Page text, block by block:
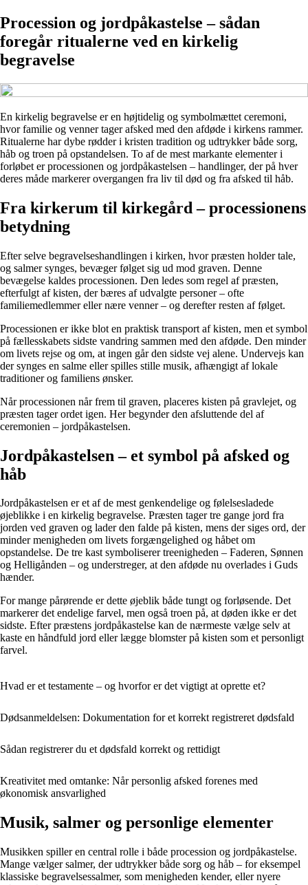
Procession og jordpåkastelse – sådan
foregår ritualerne ved en kirkelig
begravelse
En kirkelig begravelse er en højtidelig og symbolmættet ceremoni,
hvor familie og venner tager afsked med den afdøde i kirkens rammer.
Ritualerne har dybe rødder i kristen tradition og udtrykker både sorg,
håb og troen på opstandelsen. To af de mest markante elementer i
forløbet er processionen og jordpåkastelsen – handlinger, der på hver
deres måde markerer overgangen fra liv til død og fra afsked til håb.
Fra kirkerum til kirkegård – processionens
betydning
Efter selve begravelseshandlingen i kirken, hvor præsten holder tale,
og salmer synges, bevæger følget sig ud mod graven. Denne
bevægelse kaldes processionen. Den ledes som regel af præsten,
efterfulgt af kisten, der bæres af udvalgte personer – ofte
familiemedlemmer eller nære venner – og derefter resten af følget.
Processionen er ikke blot en praktisk transport af kisten, men et symbol
på fællesskabets sidste vandring sammen med den afdøde. Den minder
om livets rejse og om, at ingen går den sidste vej alene. Undervejs kan
der synges en salme eller spilles stille musik, afhængigt af lokale
traditioner og familiens ønsker.
Når processionen når frem til graven, placeres kisten på gravlejet, og
præsten tager ordet igen. Her begynder den afsluttende del af
ceremonien – jordpåkastelsen.
Jordpåkastelsen – et symbol på afsked og
håb
Jordpåkastelsen er et af de mest genkendelige og følelsesladede
øjeblikke i en kirkelig begravelse. Præsten tager tre gange jord fra
jorden ved graven og lader den falde på kisten, mens der siges ord, der
minder menigheden om livets forgængelighed og håbet om
opstandelse. De tre kast symboliserer treenigheden – Faderen, Sønnen
og Helligånden – og understreger, at den afdøde nu overlades i Guds
hænder.
For mange pårørende er dette øjeblik både tungt og forløsende. Det
markerer det endelige farvel, men også troen på, at døden ikke er det
sidste. Efter præstens jordpåkastelse kan de nærmeste vælge selv at
kaste en håndfuld jord eller lægge blomster på kisten som et personligt
farvel.
Hvad er et testamente – og hvorfor er det vigtigt at oprette et?
Dødsanmeldelsen: Dokumentation for et korrekt registreret dødsfald
Sådan registrerer du et dødsfald korrekt og rettidigt
Kreativitet med omtanke: Når personlig afsked forenes med
økonomisk ansvarlighed
Musik, salmer og personlige elementer
Musikken spiller en central rolle i både procession og jordpåkastelse.
Mange vælger salmer, der udtrykker både sorg og håb – for eksempel
klassiske begravelsessalmer, som menigheden kender, eller nyere